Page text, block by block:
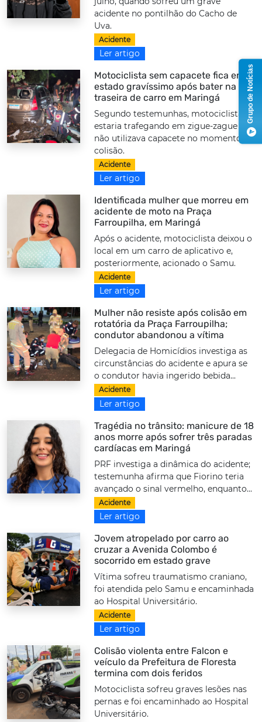
acidente no pontilhão do Cacho de
Uva.
Acidente
Ler artigo
Motociclista sem capacete fica em
estado gravíssimo após bater na
traseira de carro em Maringá
Segundo testemunhas, motociclista
estaria trafegando em zigue-zague e
não utilizava capacete no momento da
colisão.
Acidente
Ler artigo
Identificada mulher que morreu em
acidente de moto na Praça
Farroupilha, em Maringá
Após o acidente, motociclista deixou o
local em um carro de aplicativo e,
posteriormente, acionado o Samu.
Acidente
Ler artigo
Mulher não resiste após colisão em
rotatória da Praça Farroupilha;
condutor abandonou a vítima
Delegacia de Homicídios investiga as
circunstâncias do acidente e apura se
o condutor havia ingerido bebida...
Acidente
Ler artigo
Tragédia no trânsito: manicure de 18
anos morre após sofrer três paradas
cardíacas em Maringá
PRF investiga a dinâmica do acidente;
testemunha afirma que Fiorino teria
avançado o sinal vermelho, enquanto...
Acidente
Ler artigo
Jovem atropelado por carro ao
cruzar a Avenida Colombo é
socorrido em estado grave
Vítima sofreu traumatismo craniano,
foi atendida pelo Samu e encaminhada
ao Hospital Universitário.
Acidente
Ler artigo
Colisão violenta entre Falcon e
veículo da Prefeitura de Floresta
termina com dois feridos
Motociclista sofreu graves lesões nas
pernas e foi encaminhado ao Hospital
Universitário.
Grupo de Notícias